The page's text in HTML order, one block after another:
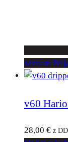
seznam
v60
28,00 € z